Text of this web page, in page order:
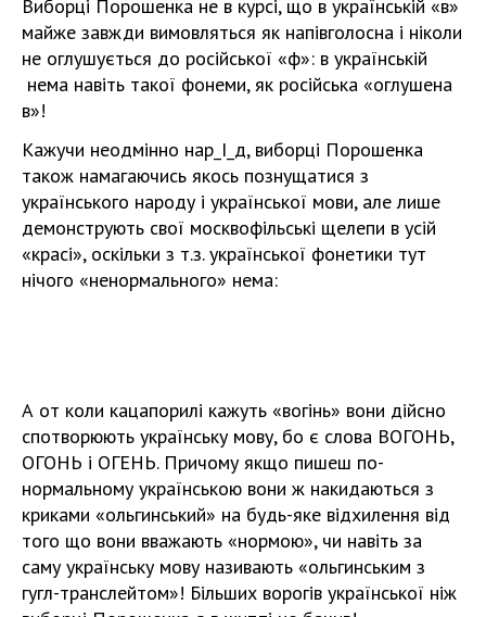
Виборці Порошенка не в курсі, що в українській «в»
майже завжди вимовляться як напівголосна і ніколи
не оглушується до російської «ф»: в українській
нема навіть такої фонеми, як російська «оглушена
в»!
Кажучи неодмінно нар_І_д, виборці Порошенка
також намагаючись якось познущатися з
українського народу і української мови, але лише
демонструють свої москвофільські щелепи в усій
«красі», оскільки з т.з. української фонетики тут
нічого «ненормального» нема:
А от коли кацапорилі кажуть «вогінь» вони дійсно
спотворюють українську мову, бо є слова ВОГОНЬ,
ОГОНЬ і ОГЕНЬ. Причому якщо пишеш по-
нормальному українською вони ж накидаються з
криками «ольгинський» на будь-яке відхилення від
того що вони вважають «нормою», чи навіть за
саму українську мову називають «ольгинським з
гугл-транслейтом»! Більших ворогів української ніж